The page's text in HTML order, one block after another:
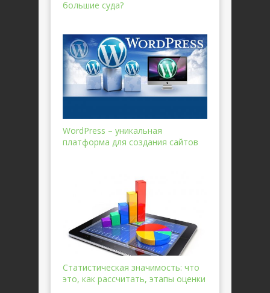
большие суда?
WordPress – уникальная
платформа для создания сайтов
Статистическая значимость: что
это, как рассчитать, этапы оценки